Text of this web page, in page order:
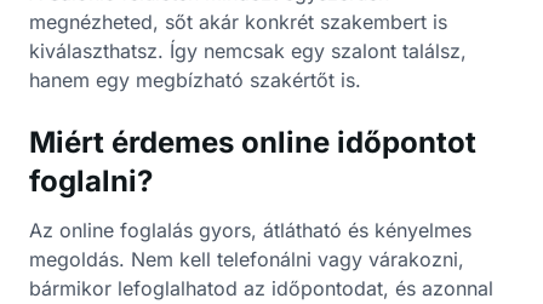
megnézheted, sőt akár konkrét szakembert is
kiválaszthatsz. Így nemcsak egy szalont találsz,
hanem egy megbízható szakértőt is.
Miért érdemes online időpontot
foglalni?
Az online foglalás gyors, átlátható és kényelmes
megoldás. Nem kell telefonálni vagy várakozni,
bármikor lefoglalhatod az időpontodat, és azonnal